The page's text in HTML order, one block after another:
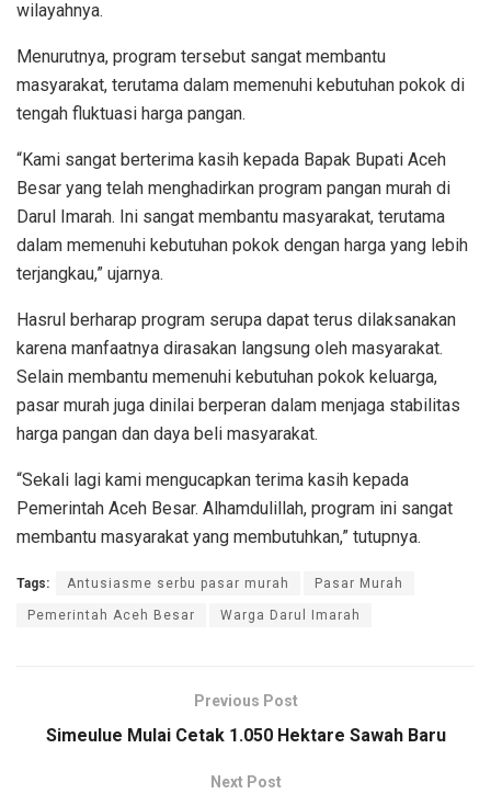
wilayahnya.
Menurutnya, program tersebut sangat membantu
masyarakat, terutama dalam memenuhi kebutuhan pokok di
tengah fluktuasi harga pangan.
“Kami sangat berterima kasih kepada Bapak Bupati Aceh
Besar yang telah menghadirkan program pangan murah di
Darul Imarah. Ini sangat membantu masyarakat, terutama
dalam memenuhi kebutuhan pokok dengan harga yang lebih
terjangkau,” ujarnya.
Hasrul berharap program serupa dapat terus dilaksanakan
karena manfaatnya dirasakan langsung oleh masyarakat.
Selain membantu memenuhi kebutuhan pokok keluarga,
pasar murah juga dinilai berperan dalam menjaga stabilitas
harga pangan dan daya beli masyarakat.
“Sekali lagi kami mengucapkan terima kasih kepada
Pemerintah Aceh Besar. Alhamdulillah, program ini sangat
membantu masyarakat yang membutuhkan,” tutupnya.
Tags: Antusiasme serbu pasar murah Pasar Murah
Pemerintah Aceh Besar Warga Darul Imarah
Previous Post
Simeulue Mulai Cetak 1.050 Hektare Sawah Baru
Next Post